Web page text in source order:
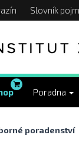
Slovník
Poradna
poradenství